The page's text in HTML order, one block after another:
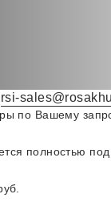
rsi-
по Вашему
полностью